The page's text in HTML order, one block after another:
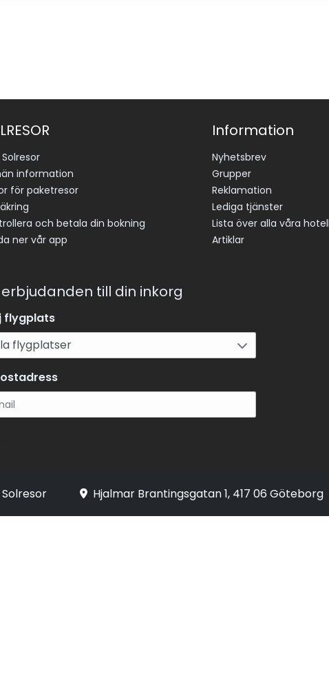
information
för paketresor
och betala din bokning
ner vår app
Information
Nyhetsbrev
Grupper
Reklamation
Lediga tjänster
Lista över alla våra hotell
Artiklar
erbjudanden till din inkorg
flygplats
Solresor Hjalmar Brantingsgatan 1, 417 06 Göteborg